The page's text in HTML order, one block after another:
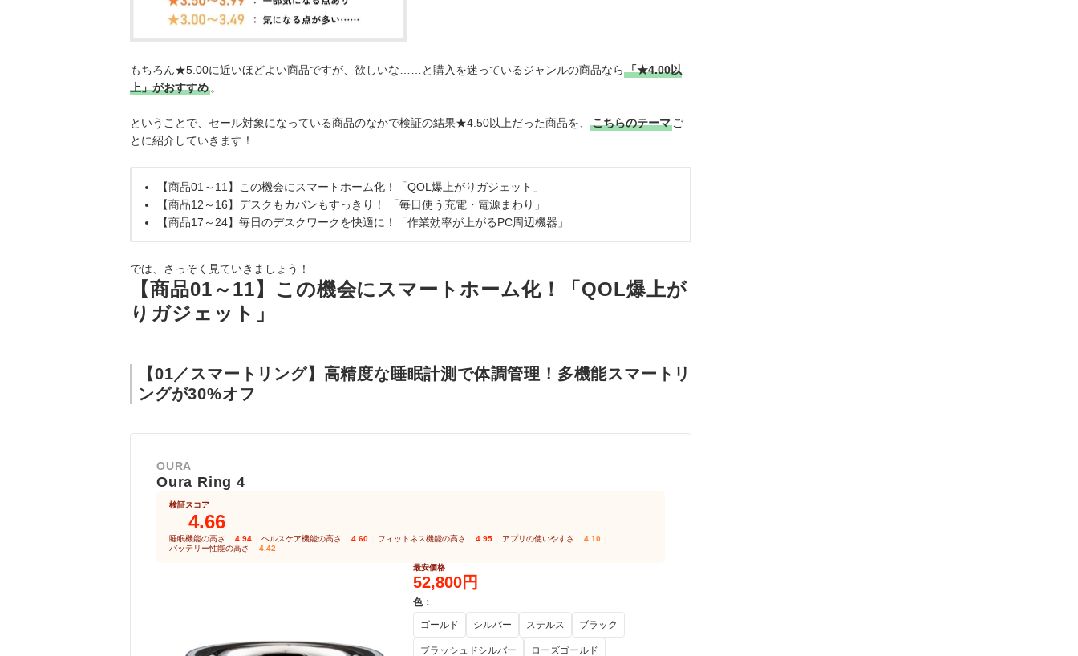
もちろん★5.00に近いほどよい商品ですが、欲しいな……と購入を迷っているジャンルの商品なら 「★4.00以
上」がおすすめ。
ということで、セール対象になっている商品のなかで検証の結果★4.50以上だった商品を、 こちらのテーマご
とに紹介していきます！
【商品01～11】この機会にスマートホーム化！「QOL爆上がりガジェット」
【商品12～16】デスクもカバンもすっきり！ 「毎日使う充電・電源まわり」
【商品17～24】毎日のデスクワークを快適に！「作業効率が上がるPC周辺機器」
では、さっそく見ていきましょう！
【商品01～11】この機会にスマートホーム化！「QOL爆上が
りガジェット」
【01／スマートリング】高精度な睡眠計測で体調管理！多機能スマートリ
ングが30%オフ
OURA
Oura Ring 4
検証スコア
4.66
睡眠機能の高さ 4.94 ヘルスケア機能の高さ 4.60 フィットネス機能の高さ 4.95 アプリの使いやすさ 4.10
バッテリー性能の高さ 4.42
最安価格
52,800円
色：
ゴールド
シルバー ステルス ブラック
ブラッシュドシルバー ローズゴールド